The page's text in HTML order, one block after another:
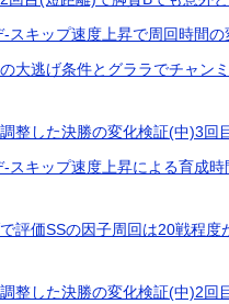
スキップ速度上昇で周回時間の
大逃げ条件とグララでチャン
整した決勝の変化検証(中)3回
スキップ速度上昇による育成時
評価SSの因子周回は20戦程度
整した決勝の変化検証(中)2回